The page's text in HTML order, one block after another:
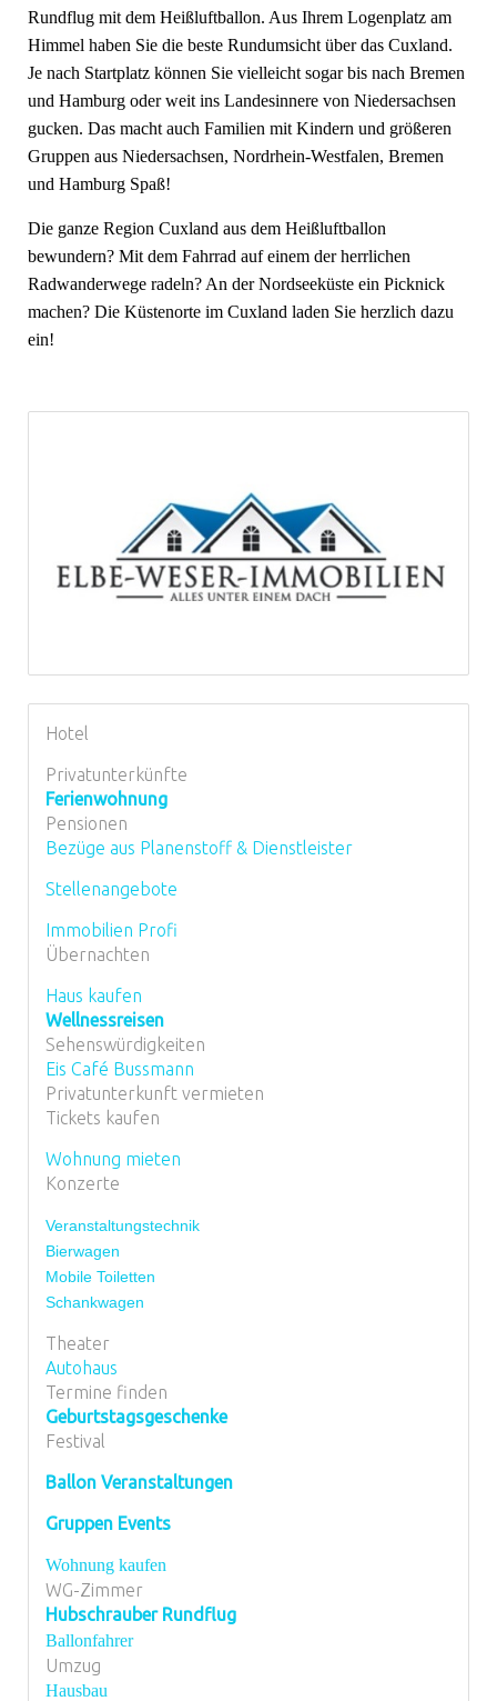
Rundflug mit dem Heißluftballon. Aus Ihrem Logenplatz am
Himmel haben Sie die beste Rundumsicht über das Cuxland.
Je nach Startplatz können Sie vielleicht sogar bis nach Bremen
und Hamburg oder weit ins Landesinnere von Niedersachsen
gucken. Das macht auch Familien mit Kindern und größeren
Gruppen aus Niedersachsen, Nordrhein-Westfalen, Bremen
und Hamburg Spaß!
Die ganze Region Cuxland aus dem Heißluftballon
bewundern? Mit dem Fahrrad auf einem der herrlichen
Radwanderwege radeln? An der Nordseeküste ein Picknick
machen? Die Küstenorte im Cuxland laden Sie herzlich dazu
ein!
Hotel
Privatunterkünfte
Ferienwohnung
Pensionen
Bezüge aus Planenstoff & Dienstleister
Stellenangebote
Immobilien Profi
Übernachten
Haus kaufen
Wellnessreisen
Sehenswürdigkeiten
Eis Café Bussmann
Privatunterkunft vermieten
Tickets kaufen
Wohnung mieten
Konzerte
Veranstaltungstechnik
Bierwagen
Mobile Toiletten
Schankwagen
Theater
Autohaus
Termine finden
Geburtstagsgeschenke
Festival
Ballon Veranstaltungen
Gruppen Events
Wohnung kaufen
WG-Zimmer
Hubschrauber Rundflug
Ballonfahrer
Umzug
Hausbau